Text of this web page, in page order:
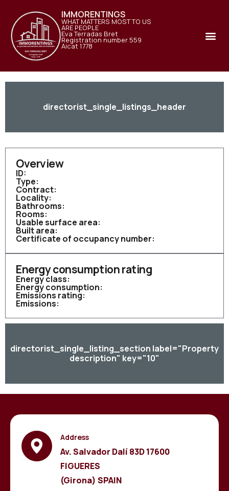
IMMORENTINGS
WHAT MATTERS MOST TO US
ARE PEOPLE
Eva Terradas Bret
Registration number 559
Aicat 1778
directorist_single_listings_header
Overview
ID:
Type:
Contract:
Locality:
Bathrooms:
Rooms:
Usable surface area:
Built area:
Certificate of occupancy number:
Energy consumption rating
Energy class:
Energy consumption:
Emissions rating:
Emissions:
directorist_single_listing_section label="Property
description" key="10"
Address
Av. Salvador Dalí 83D 17600
FIGUERES
(Girona) SPAIN